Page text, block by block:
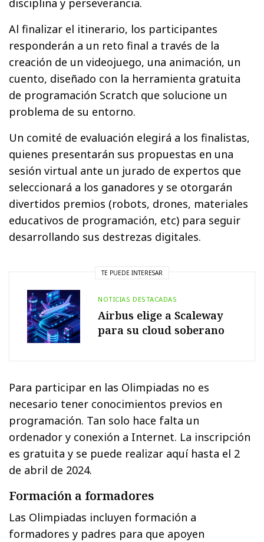
disciplina y perseverancia.
Al finalizar el itinerario, los participantes
responderán a un reto final a través de la
creación de un videojuego, una animación, un
cuento, diseñado con la herramienta gratuita
de programación Scratch que solucione un
problema de su entorno.
Un comité de evaluación elegirá a los finalistas,
quienes presentarán sus propuestas en una
sesión virtual ante un jurado de expertos que
seleccionará a los ganadores y se otorgarán
divertidos premios (robots, drones, materiales
educativos de programación, etc) para seguir
desarrollando sus destrezas digitales.
TE PUEDE INTERESAR
NOTICIAS DESTACADAS
Airbus elige a Scaleway
para su cloud soberano
Para participar en las Olimpiadas no es
necesario tener conocimientos previos en
programación. Tan solo hace falta un
ordenador y conexión a Internet. La inscripción
es gratuita y se puede realizar aquí hasta el 2
de abril de 2024.
Formación a formadores
Las Olimpiadas incluyen formación a
formadores y padres para que apoyen